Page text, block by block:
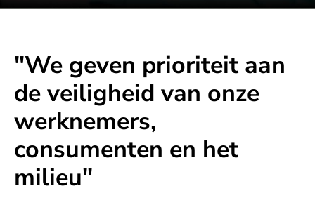
"We geven prioriteit aan
de veiligheid van onze
werknemers,
consumenten en het
milieu"